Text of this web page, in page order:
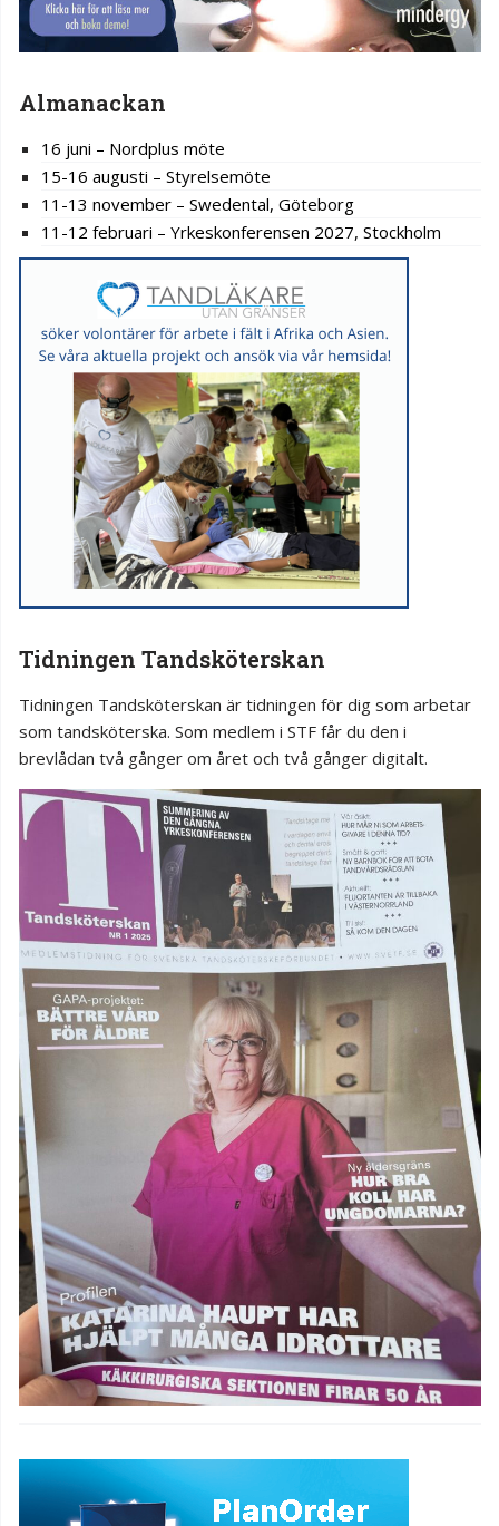
Almanackan
16 juni – Nordplus möte
15-16 augusti – Styrelsemöte
11-13 november – Swedental, Göteborg
11-12 februari – Yrkeskonferensen 2027, Stockholm
Tidningen Tandsköterskan
Tidningen Tandsköterskan är tidningen för dig som arbetar
som tandsköterska. Som medlem i STF får du den i
brevlådan två gånger om året och två gånger digitalt.